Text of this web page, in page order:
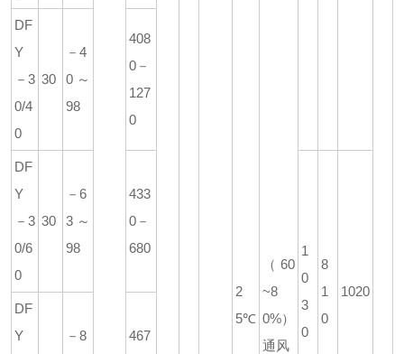
2
5℃
（60
~8
0%）
通风
DF
Y
－3
0/4
0
30
－4
0～
98
408
0－
127
0
DF
Y
－3
0/6
0
30
－6
3～
98
433
0－
680
1
0
3
0
8
1
0
1020
DF
Y
－8
467